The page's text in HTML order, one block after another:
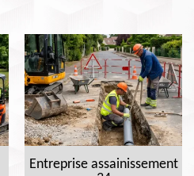
Entreprise assainissement